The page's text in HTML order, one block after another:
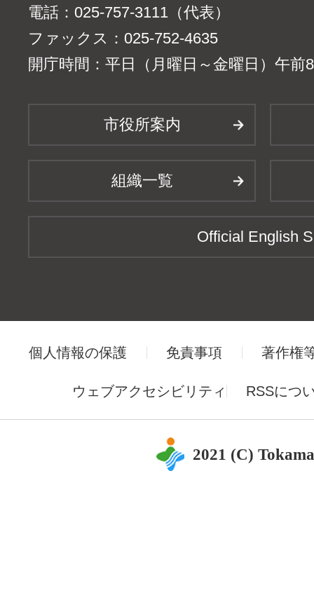
電話：025-757-3111（代表）
ファックス：025-752-4635
開庁時間：平日（月曜日～金曜日）午前
市役所案内
組織一覧
Official English
個人情報の保護 免責事項 著作権
ウェブアクセシビリティ RSSにつ
2021 (C)